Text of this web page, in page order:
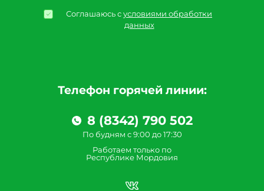
Телефон горячей линии:
8 (8342) 790 502
По будням с 9:00 до 17:30
Работаем только по
Республике Мордовия
Соглашаюсь сусловиями обработки
данных